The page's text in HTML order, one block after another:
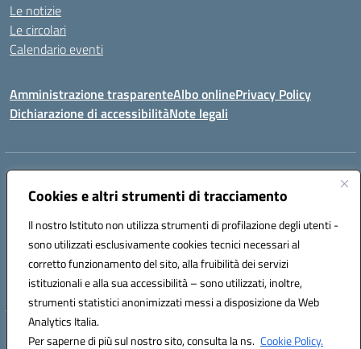
Cookies e altri strumenti di tracciamento
Il nostro Istituto non utilizza strumenti di profilazione degli utenti -
sono utilizzati esclusivamente cookies tecnici necessari al
corretto funzionamento del sito, alla fruibilità dei servizi
istituzionali e alla sua accessibilità – sono utilizzati, inoltre,
strumenti statistici anonimizzati messi a disposizione da Web
Analytics Italia.
Per saperne di più sul nostro sito, consulta la ns. Cookie Policy.
Le notizie
Le circolari
Calendario eventi
Amministrazione trasparenteAlbo onlinePrivacy Policy
Dichiarazione di accessibilitàNote legali
Indirizzo:
Centralino:0923993485 Email:tpic84500v@istruzione.it
Codice fiscale: 91039050819
Codice meccanografico:
tpic84500v
Codice unico di fatturazione (CUF): JZDXRK
Hosting & Powered by 3D Solution S.r.l.